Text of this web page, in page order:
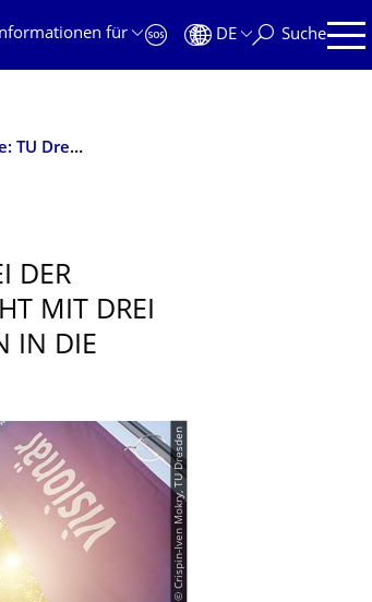
Informationen für
DE Suche
Herausragender Etappenerfolg bei der Exzellenzstrategie: TU Dresden geht mit drei neuen Exzellenzcluster-Initiativen in die nächste Runde
DER
MIT DREI
IN DIE
© Crispin-Iven Mokry, TU Dresden